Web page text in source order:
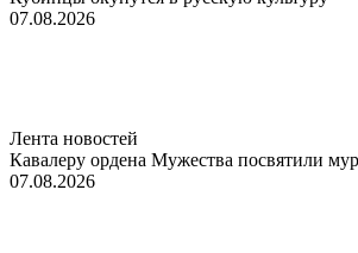
07.08.2026
Лента новостей
Кавалеру ордена Мужества посвятили
07.08.2026